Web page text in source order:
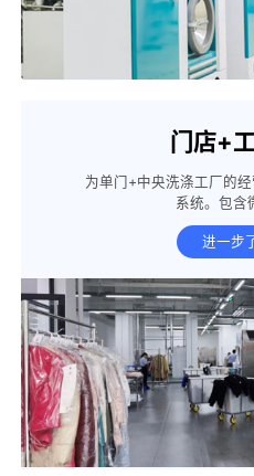
门店+
为单门+中央洗涤工厂的
系统。包含
进一步